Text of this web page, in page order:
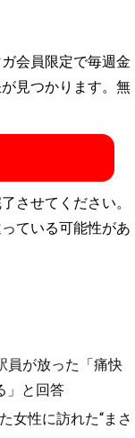
会員限定で毎週金
見つかります。無
させてください。
ている可能性があ
員が放った「痛快
」と回答
女性に訪れた“まさ